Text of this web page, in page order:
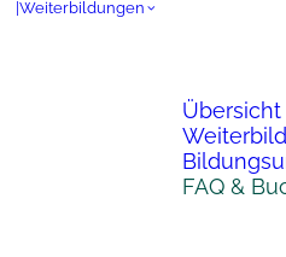
|Weiterbildungen
Übersicht
FAQ &